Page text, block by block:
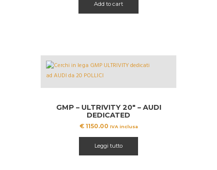
era:
€ 949.99.
è:
€ 799.99.
Add to cart
GMP – ULTRIVITY 20″ – AUDI
DEDICATED
€1150.00 IVA inclusa
Leggi tutto